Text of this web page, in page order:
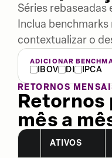
Séries rebaseadas
Inclua benchmarks
contextualizar o
ADICIONAR
IBOV
DI
IPCA
RETORNOS
mês a
ATIVOS